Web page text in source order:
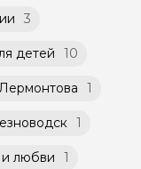
3
детей 10
1
1
и любви 1